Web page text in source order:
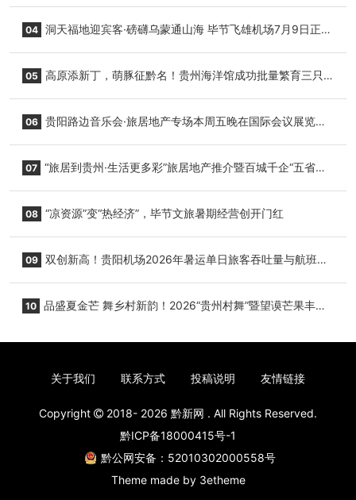
04 洞天福地迎宾客·磅礴乌蒙通山海 毕节飞雄机场7月9日正式
05 高原添新丁，萌豚征黔名！贵州海洋馆成功批量繁育三只
06 贵阳路边音乐会·旅居地产专场本周五晚在国际会议展览中
07 “旅居到贵州·生活更多彩”旅居地产推介暨百城千企“五省
08 “凉资源”变“热经济”，毕节文旅暑期经营创开门红
09 双创新高！贵阳机场2026年暑运单日旅客吞吐量与航班起
10 品盛夏金芒 舞乡村新韵！2026“贵州村舞”暨望谟芒果丰收
关于我们 联系方式 投稿说明 友情链接
Copyright 2018- 2026 黔新网 . All Rights Reserved.
黔ICP备18000415号-1
黔公网安备：52010302000558号
Theme made by 3etheme